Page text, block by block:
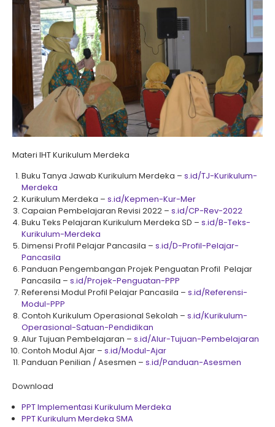
Materi IHT Kurikulum Merdeka
Buku Tanya Jawab Kurikulum Merdeka – s.id/TJ-Kurikulum-
Merdeka
Kurikulum Merdeka – s.id/Kepmen-Kur-Mer
Capaian Pembelajaran Revisi 2022 – s.id/CP-Rev-2022
Buku Teks Pelajaran Kurikulum Merdeka SD – s.id/B-Teks-
Kurikulum-Merdeka
Dimensi Profil Pelajar Pancasila – s.id/D-Profil-Pelajar-
Pancasila
Panduan Pengembangan Projek Penguatan Profil Pelajar
Pancasila – s.id/Projek-Penguatan-PPP
Referensi Modul Profil Pelajar Pancasila – s.id/Referensi-
Modul-PPP
Contoh Kurikulum Operasional Sekolah – s.id/Kurikulum-
Operasional-Satuan-Pendidikan
Alur Tujuan Pembelajaran – s.id/Alur-Tujuan-Pembelajaran
Contoh Modul Ajar – s.id/Modul-Ajar
Panduan Penilian / Asesmen – s.id/Panduan-Asesmen
Download
PPT Implementasi Kurikulum Merdeka
PPT Kurikulum Merdeka SMA